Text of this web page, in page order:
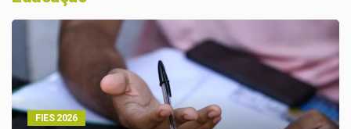
FIES 2026